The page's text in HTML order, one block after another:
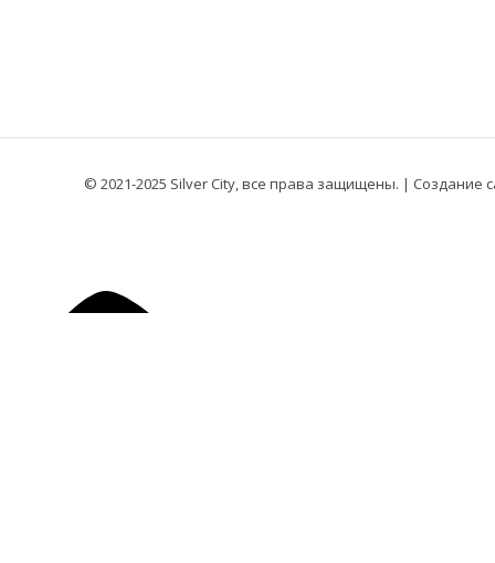
© 2021-2025 Silver City, все права защищены. | Создание